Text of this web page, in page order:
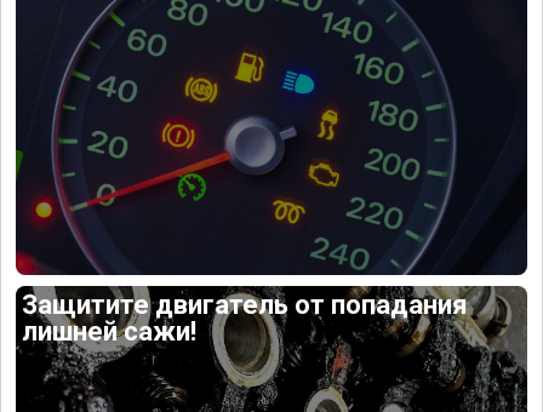
Защитите двигатель от попадания
лишней сажи!